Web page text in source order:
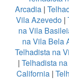
Arcadia |
Vila Azevedo|
na Vila
na Vila Bela
Telhadista na
| Telhadista
California |